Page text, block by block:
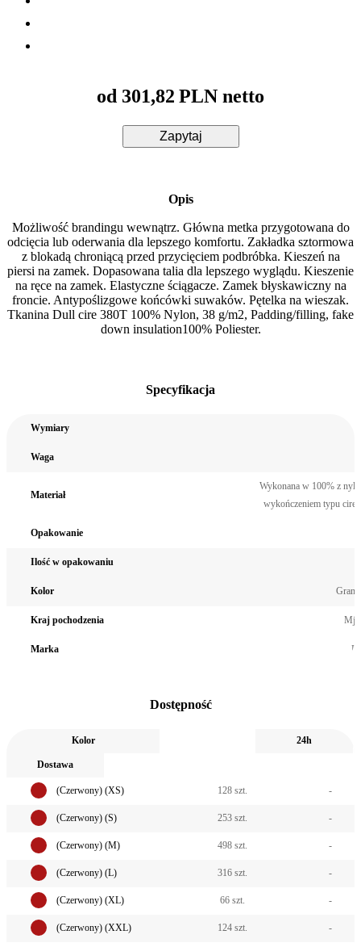
od 301,82 PLN netto
Zapytaj
Opis
Możliwość brandingu wewnątrz. Główna metka przygotowana do
odcięcia lub oderwania dla lepszego komfortu. Zakładka sztormowa
z blokadą chroniącą przed przycięciem podbróbka. Kieszeń na
piersi na zamek. Dopasowana talia dla lepszego wyglądu. Kieszenie
na ręce na zamek. Elastyczne ściągacze. Zamek błyskawiczny na
froncie. Antypoślizgowe końcówki suwaków. Pętelka na wieszak.
Tkanina Dull cire 380T 100% Nylon, 38 g/m2, Padding/filling, fake
down insulation100% Poliester.
Specyfikacja
Wymiary
Waga
Materiał
Wykonana w 100% z
wykończeniem typu cire
Opakowanie
Ilość w opakowaniu
Kolor
Kraj pochodzenia
Marka
Dostępność
Kolor 24h
Dostawa
(Czerwony) (XS) 128 szt. -
(Czerwony) (S) 253 szt. -
(Czerwony) (M) 498 szt. -
(Czerwony) (L) 316 szt. -
(Czerwony) (XL) 66 szt. -
(Czerwony) (XXL) 124 szt. -